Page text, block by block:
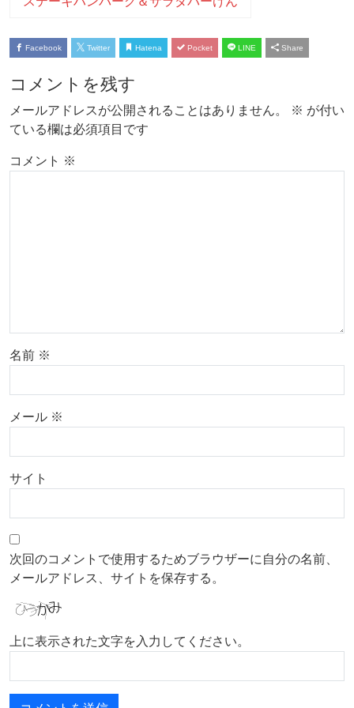
Facebook Twitter Hatena Pocket LINE Share
コメントを残す
メールアドレスが公開されることはありません。 ※ が付い
ている欄は必須項目です
コメント ※
名前 ※
メール ※
サイト
次回のコメントで使用するためブラウザーに自分の名前、
メールアドレス、サイトを保存する。
上に表示された文字を入力してください。